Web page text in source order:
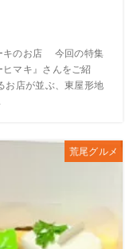
キのお店 今回の特集
マキ』さんをご紹
お店が並ぶ、東屋形地
荒尾グルメ